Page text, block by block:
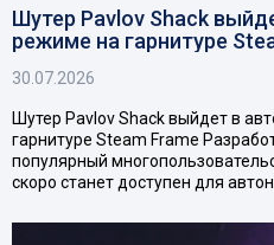
Шутер Pavlov Shack
режиме на гарнитуре
30.07.2026
Шутер Pavlov Shack выйдет в
гарнитуре Steam Frame
популярный
скоро станет доступен для